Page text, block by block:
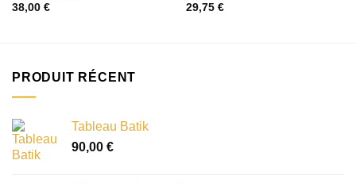
38,00 €
29,75 €
PRODUIT RÉCENT
Tableau Batik
90,00 €